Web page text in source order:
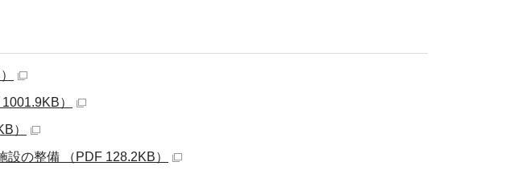
）
）
の整備 （PDF 128.2KB）